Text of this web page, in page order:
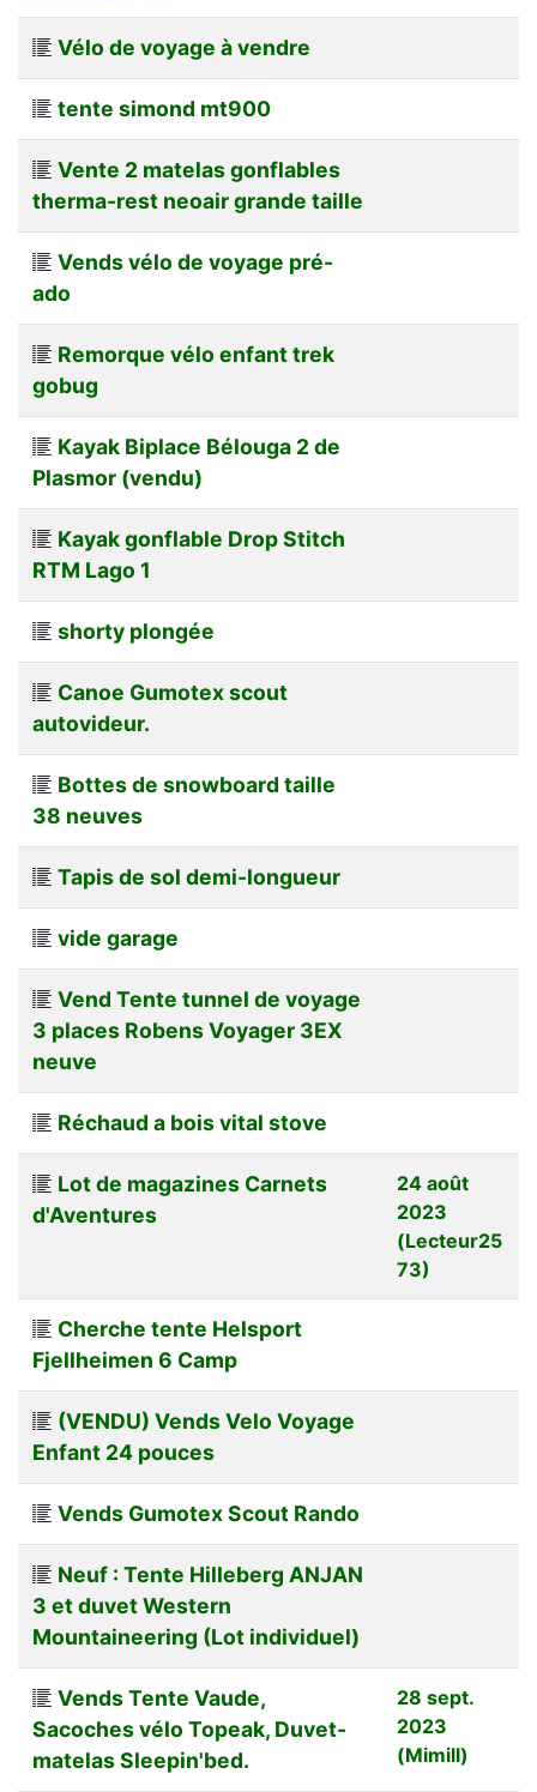
Vélo de voyage à vendre
tente simond mt900
Vente 2 matelas gonflables
therma-rest neoair grande taille
Vends vélo de voyage pré-
ado
Remorque vélo enfant trek
gobug
Kayak Biplace Bélouga 2 de
Plasmor (vendu)
Kayak gonflable Drop Stitch
RTM Lago 1
shorty plongée
Canoe Gumotex scout
autovideur.
Bottes de snowboard taille
38 neuves
Tapis de sol demi-longueur
vide garage
Vend Tente tunnel de voyage
3 places Robens Voyager 3EX
neuve
Réchaud a bois vital stove
Lot de magazines Carnets
d'Aventures
24 août
2023
(Lecteur25
73)
Cherche tente Helsport
Fjellheimen 6 Camp
(VENDU) Vends Velo Voyage
Enfant 24 pouces
Vends Gumotex Scout Rando
Neuf : Tente Hilleberg ANJAN
3 et duvet Western
Mountaineering (Lot individuel)
Vends Tente Vaude,
Sacoches vélo Topeak, Duvet-
matelas Sleepin'bed.
28 sept.
2023
(Mimill)